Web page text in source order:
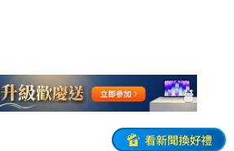
看新聞換好禮